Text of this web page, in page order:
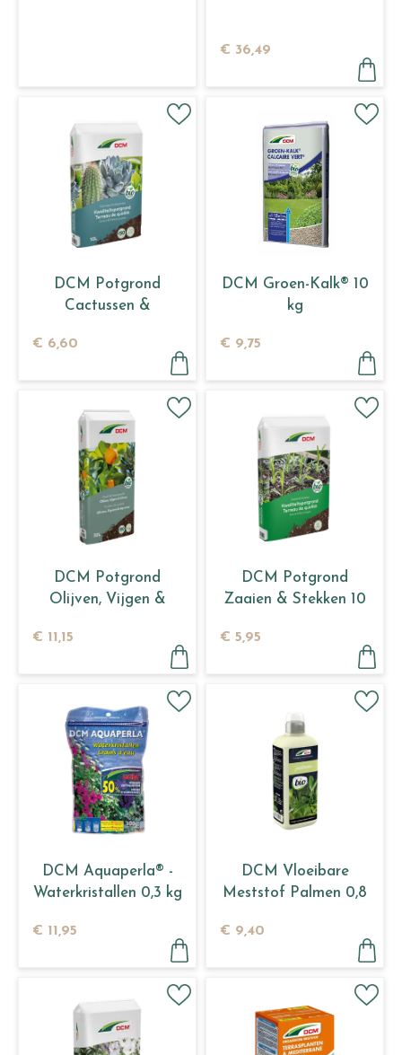
€ 36,49
DCM Potgrond
Cactussen &
€ 6,60
DCM Groen-Kalk® 10
kg
€ 9,75
DCM Potgrond
Olijven, Vijgen &
€ 11,15
DCM Potgrond
Zaaien & Stekken 10
€ 5,95
DCM Aquaperla® -
Waterkristallen 0,3 kg
€ 11,95
DCM Vloeibare
Meststof Palmen 0,8
€ 9,40